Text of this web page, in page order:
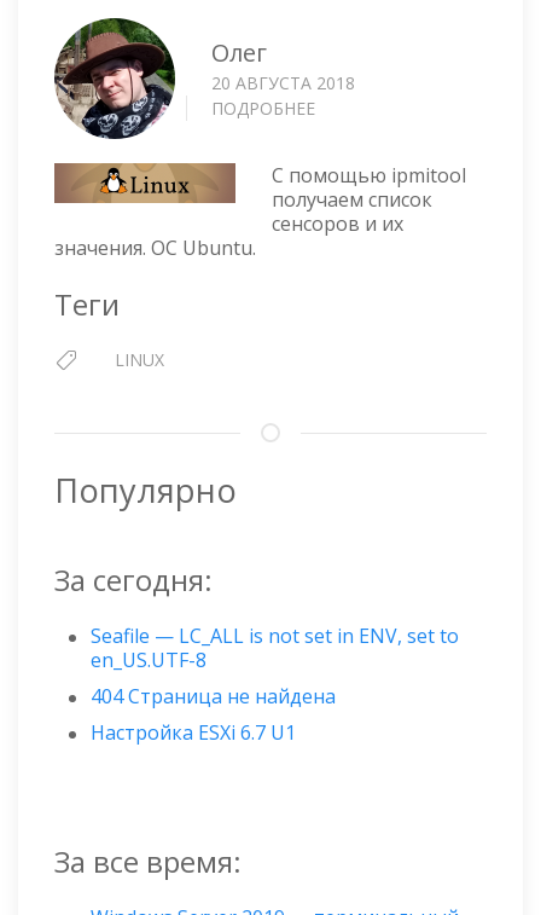
Олег
20 АВГУСТА 2018
ПОДРОБНЕЕ
О
СЕНСОРАХ
IPMI
С помощью ipmitool
получаем список
сенсоров и их
значения. ОС Ubuntu.
Теги
LINUX
Популярно
За сегодня:
Seafile — LC_ALL is not set in ENV, set to
en_US.UTF-8
404 Страница не найдена
Настройка ESXi 6.7 U1
За все время: